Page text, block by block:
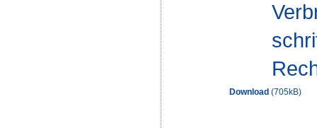
Download (705kB)